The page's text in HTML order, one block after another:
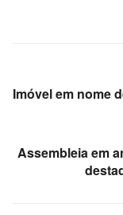
Imóvel em nome
Assembleia em